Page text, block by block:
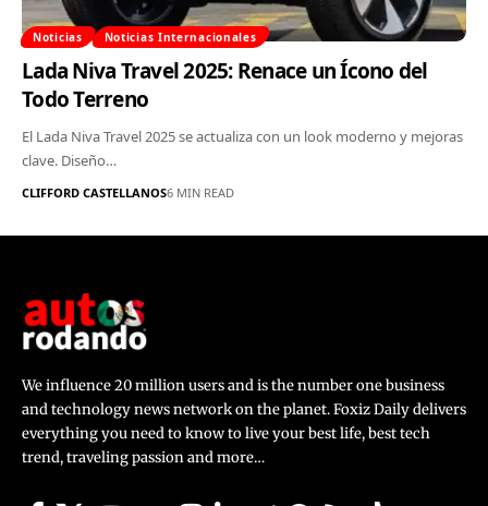
Noticias Noticias Internacionales
Lada Niva Travel 2025: Renace un Ícono del
Todo Terreno
El Lada Niva Travel 2025 se actualiza con un look moderno y mejoras
clave. Diseño…
CLIFFORD CASTELLANOS6 MIN READ
We influence 20 million users and is the number one business
and technology news network on the planet. Foxiz Daily delivers
everything you need to know to live your best life, best tech
trend, traveling passion and more…